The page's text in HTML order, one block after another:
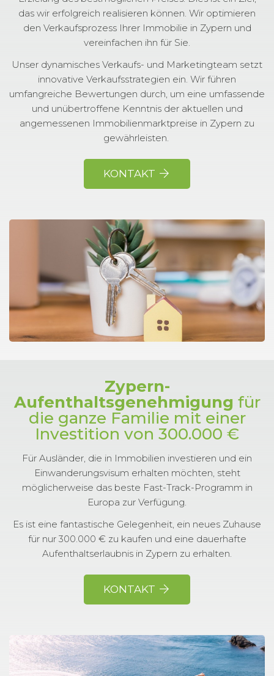
das wir erfolgreich realisieren können. Wir optimieren
den Verkaufsprozess Ihrer Immobilie in Zypern und
vereinfachen ihn für Sie.
Unser dynamisches Verkaufs- und Marketingteam setzt
innovative Verkaufsstrategien ein. Wir führen
umfangreiche Bewertungen durch, um eine umfassende
und unübertroffene Kenntnis der aktuellen und
angemessenen Immobilienmarktpreise in Zypern zu
gewährleisten.
KONTAKT
Zypern-
Aufenthaltsgenehmigung für
die ganze Familie mit einer
Investition von 300.000 €
Für Ausländer, die in Immobilien investieren und ein
Einwanderungsvisum erhalten möchten, steht
möglicherweise das beste Fast-Track-Programm in
Europa zur Verfügung.
Es ist eine fantastische Gelegenheit, ein neues Zuhause
für nur 300.000 € zu kaufen und eine dauerhafte
Aufenthaltserlaubnis in Zypern zu erhalten.
KONTAKT